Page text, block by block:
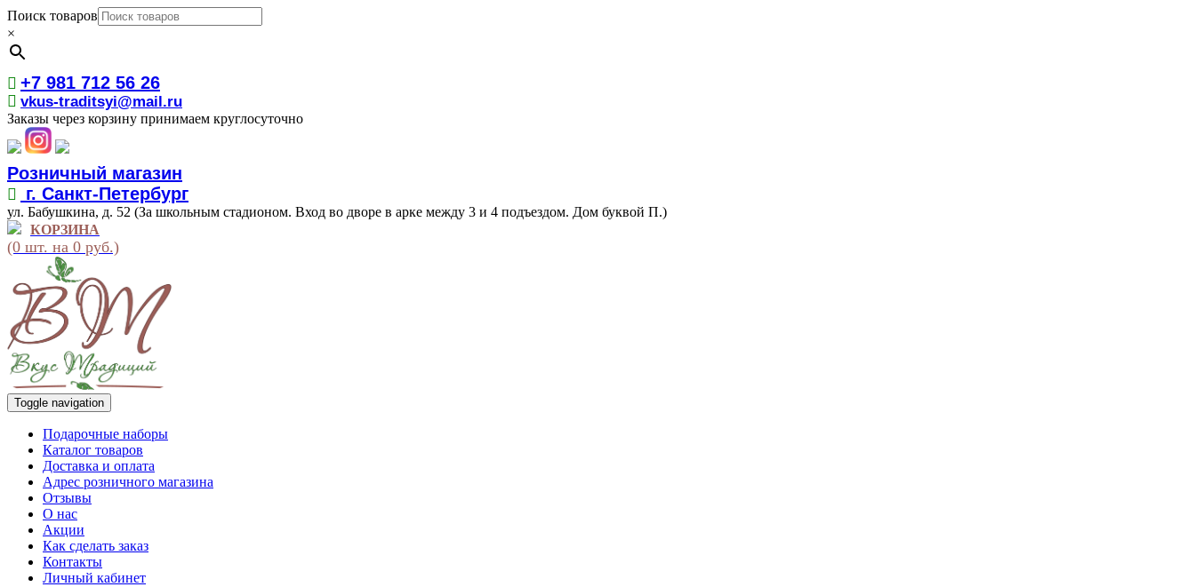
Поиск товаров
×
+7 981 712 56 26
vkus-traditsyi@mail.ru
Заказы через корзину принимаем круглосуточно
Розничный магазин
г. Санкт-Петербург
ул. Бабушкина, д. 52 (За школьным стадионом. Вход во дворе в арке между 3 и 4 подъездом. Дом буквой П.)
КОРЗИНА
(0 шт. на 0 руб.)
Toggle navigation
Подарочные наборы
Каталог товаров
Доставка и оплата
Адрес розничного магазина
Отзывы
О нас
Акции
Как сделать заказ
Контакты
Личный кабинет